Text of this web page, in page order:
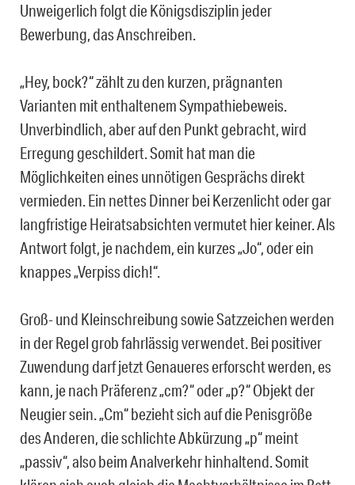
Unweigerlich folgt die Königsdisziplin jeder
Bewerbung, das Anschreiben.
„Hey, bock?“ zählt zu den kurzen, prägnanten
Varianten mit enthaltenem Sympathiebeweis.
Unverbindlich, aber auf den Punkt gebracht, wird
Erregung geschildert. Somit hat man die
Möglichkeiten eines unnötigen Gesprächs direkt
vermieden. Ein nettes Dinner bei Kerzenlicht oder gar
langfristige Heiratsabsichten vermutet hier keiner. Als
Antwort folgt, je nachdem, ein kurzes „Jo“, oder ein
knappes „Verpiss dich!“.
Groß- und Kleinschreibung sowie Satzzeichen werden
in der Regel grob fahrlässig verwendet. Bei positiver
Zuwendung darf jetzt Genaueres erforscht werden, es
kann, je nach Präferenz „cm?“ oder „p?“ Objekt der
Neugier sein. „Cm“ bezieht sich auf die Penisgröße
des Anderen, die schlichte Abkürzung „p“ meint
„passiv“, also beim Analverkehr hinhaltend. Somit